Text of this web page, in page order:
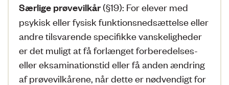
Særlige prøvevilkår(§19): For elever med
psykisk eller fysisk funktionsnedsættelse eller
andre tilsvarende specifikke vanskeligheder
er det muligt at få forlænget forberedelses-
eller eksaminationstid eller få anden ændring
af prøvevilkårene, når dette er nødvendigt for